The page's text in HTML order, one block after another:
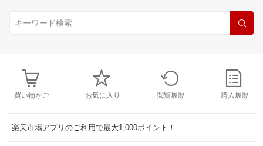
買い物かご お気に入り 閲覧履歴 購入履歴
楽天市場アプリのご利用で最大1,000ポイント！